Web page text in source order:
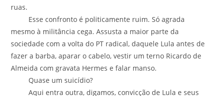
ruas.
Esse confronto é politicamente ruim. Só agrada
mesmo à militância cega. Assusta a maior parte da
sociedade com a volta do PT radical, daquele Lula antes de
fazer a barba, aparar o cabelo, vestir um terno Ricardo de
Almeida com gravata Hermes e falar manso.
Quase um suicídio?
Aqui entra outra, digamos, convicção de Lula e seus